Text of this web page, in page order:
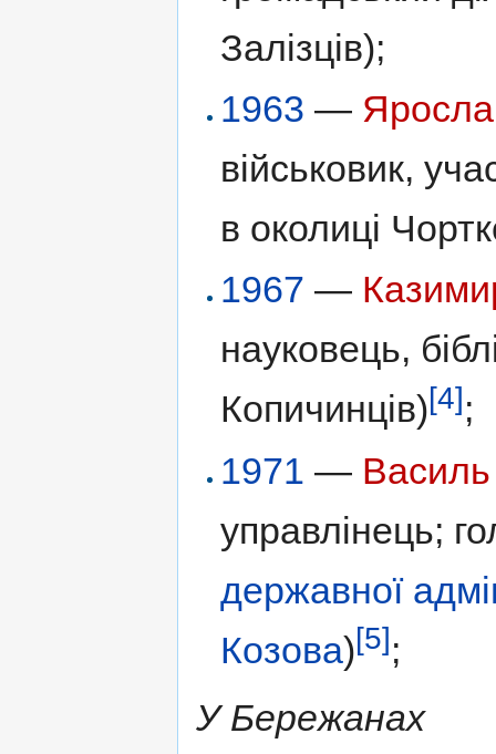
Залізців);
1963 —
військовик,
в околиці
1967 —
науковець,
Копичинців)[4];
1971 — Василь
управлінець;
державної
Козова)[5];
У Бережанах